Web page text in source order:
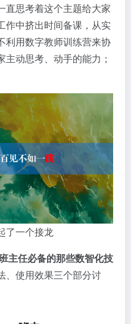
直思考着这个主题给大家
作中挤出时间备课，从实
利用数字教师训练营来协
动思考、动手的能力；
了一个接龙
班主任必备的那些数智化技
、使用效果三个部分讨